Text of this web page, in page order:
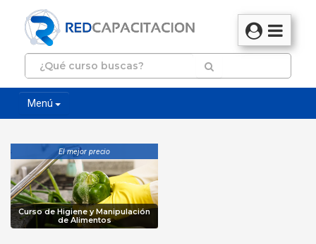
Menú
El mejor precio
Curso de Higiene y Manipulación
de Alimentos